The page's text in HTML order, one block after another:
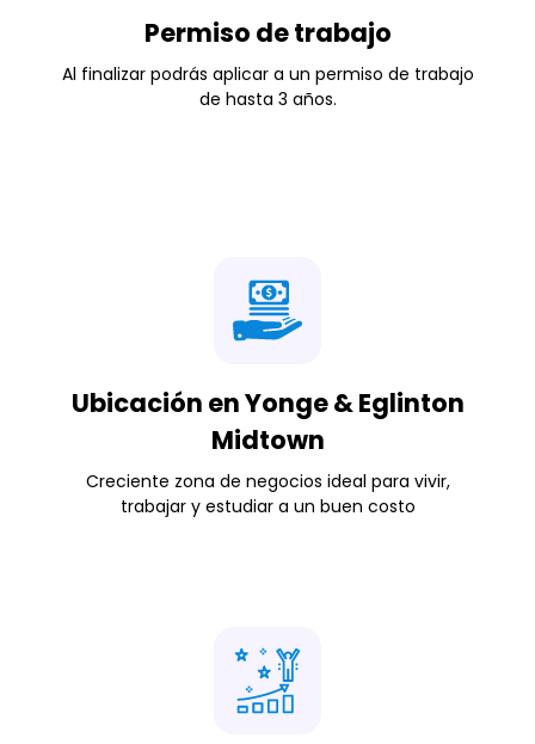
Permiso de trabajo
Al finalizar podrás aplicar a un permiso de trabajo
de hasta 3 años.
Ubicación en Yonge & Eglinton
Midtown
Creciente zona de negocios ideal para vivir,
trabajar y estudiar a un buen costo